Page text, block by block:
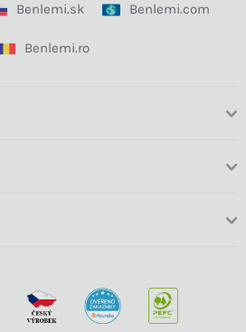
Benlemi.sk Benlemi.com
Benlemi.ro